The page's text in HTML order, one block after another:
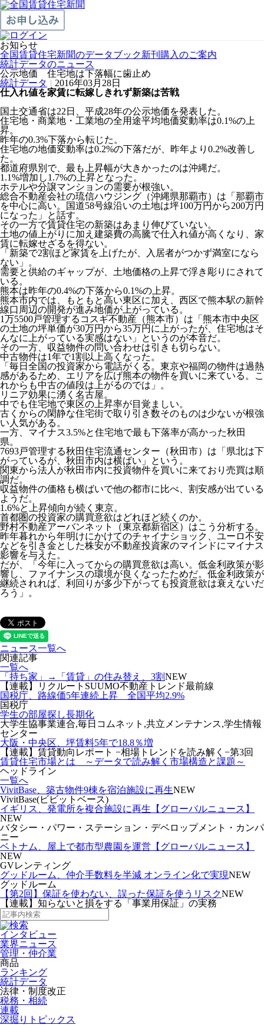
お知らせ
全国賃貸住宅新聞のデータブック新刊購入のご案内
統計データのニュース
公示地価 住宅地は下落幅に歯止め
統計データ | 2016年03月28日
仕入れ値を家賃に転嫁しきれず新築は苦戦
国土交通省は22日、平成28年の公示地価を発表した。
住宅地・商業地・工業地の全用途平均地価変動率は0.1%の上
昇。
昨年の0.3%下落から転じた。
住宅地の地価変動率は0.2%の下落だが、昨年より0.2%改善し
た。
都道府県別で、最も上昇幅が大きかったのは沖縄だ。
1.1%増加し1.7%の上昇となった。
ホテルや分譲マンションの需要が根強い。
総合不動産会社の琉信ハウジング（沖縄県那覇市）は「那覇市
を中心に高い。国道58号線沿いの土地は坪100万円から200万円
になった」と話す。
その一方で賃貸住宅の新築はあまり伸びていない。
土地の値上がりに加え建築費の高騰で仕入れ値が高くなり、家
賃に転嫁せざるを得ない。
「新築で2割ほど家賃を上げたが、入居者がつかず満室になら
ない」。
需要と供給のギャップが、土地価格の上昇で浮き彫りにされて
いる。
熊本は昨年の0.4%の下落から0.1%の上昇。
熊本市内では、もともと高い東区に加え、西区で熊本駅の新幹
線口周辺の開発が進み地価が上がっている。
1万5500戸管理するコスギ不動産（熊本市）は「熊本市中央区
の土地の坪単価が30万円から35万円に上がったが、住宅地はそ
んなに上がっている実感はない」というのが本音だ。
その一方、収益物件の問い合わせは引きも切らない。
中古物件は1年で1割以上高くなった。
「毎日全国の投資家から電話がくる。東京や福岡の物件は過熱
感があるため、エリアを広げ熊本の物件を買いに来ている。こ
れからも中古の値段は上がるのでは」。
リニア効果に湧く名古屋。
中でも住宅地で東区の上昇率が目覚ましい。
古くからの閑静な住宅街で取り引き数そのものは少ないが根強
い人気がある。
一方、マイナス3.5%と住宅地で最も下落率が高かった秋田
県。
7693戸管理する秋田住宅流通センター（秋田市）は「県北は下
がっているが、秋田市内は横ばい」という。
関東から法人が秋田市内に投資物件を買いに来ており売買は順
調だ。
収益物件の価格も横ばいで他の都市に比べ、割安感が出ている
ようだ。
1.6%と上昇傾向が続く東京。
首都圏の投資家の購買意欲はどれほど続くのか。
野村不動産アーバンネット（東京都新宿区）はこう分析する。
昨年暮れから年明けにかけてのチャイナショック、ユーロ不安
などを引き金とした株安が不動産投資家のマインドにマイナス
影響を与えた。
だが、「今年に入ってからの購買意欲は高い。低金利政策が影
響し、ファイナンスの環境が良くなったためだ。低金利政策が
継続されれば、利回りが多少下がっても投資意欲は衰えないだ
ろう」。
ニュース一覧へ
関連記事
一覧へ
「持ち家」→「賃貸」の住み替え、3割NEW
【連載】リクルートSUUMO不動産トレンド最前線
国税庁、路線価5年連続上昇 全国平均2.9%
国税庁
学生の部屋探し長期化
大学生協事業連合,毎日コムネット,共立メンテナンス,学生情報
センター
大阪・中央区、坪賃料5年で18.8％増
【連載】賃貸動向レポート −相場トレンドを読み解く−第3回
賃貸住宅市場とは ～データで読み解く市場構造と課題～
ヘッドライン
一覧へ
VivitBase、築古物件9棟を宿泊施設に再生NEW
VivitBase(ビビットベース)
イギリス、発電所を複合施設に再生【グローバルニュース】
NEW
バタシー・パワー・ステーション・デベロップメント・カンパ
ニー
ベトナム、屋上で都市型農園を運営【グローバルニュース】
NEW
GVレンティング
グッドルーム、仲介手数料を半減 オンライン化で実現NEW
グッドルーム
【第2回】保証を使わない、誤った保証を使うリスクNEW
【連載】知らないと損をする「事業用保証」の実務
インタビュー
業界ニュース
管理・仲介業
商品
ランキング
統計データ
法律・制度改正
税務・相続
連載
深掘りトピックス